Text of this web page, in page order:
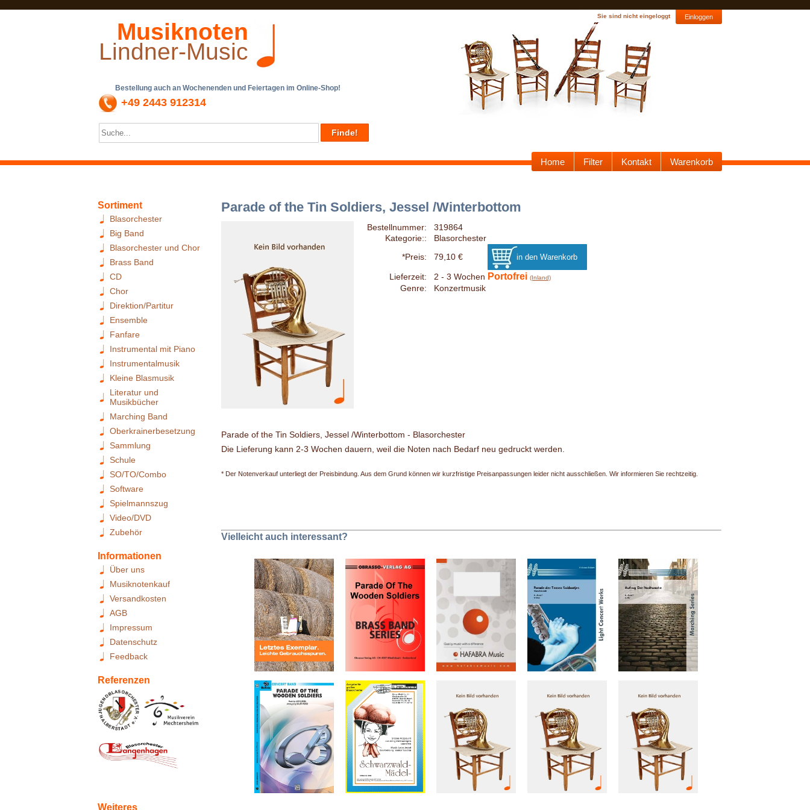
Sie sind nicht eingeloggt Einloggen
Musiknoten
Lindner-Music
Bestellung auch an Wochenenden und Feiertagen im Online-Shop!
+49 2443 912314
Home Filter Kontakt Warenkorb
Sortiment
Blasorchester
Big Band
Blasorchester und Chor
Brass Band
CD
Chor
Direktion/Partitur
Ensemble
Fanfare
Instrumental mit Piano
Instrumentalmusik
Kleine Blasmusik
Literatur und
Musikbücher
Marching Band
Oberkrainerbesetzung
Sammlung
Schule
SO/TO/Combo
Software
Spielmannszug
Video/DVD
Zubehör
Informationen
Über uns
Musiknotenkauf
Versandkosten
AGB
Impressum
Datenschutz
Feedback
Referenzen
Weiteres
Parade of the Tin Soldiers, Jessel /Winterbottom
Bestellnummer:
319864
Kategorie::
Blasorchester
*Preis:
79,10 €
Lieferzeit: 2 - 3 Wochen Portofrei (Inland)
Genre: Konzertmusik
Parade of the Tin Soldiers, Jessel /Winterbottom - Blasorchester
Die Lieferung kann 2-3 Wochen dauern, weil die Noten nach Bedarf neu gedruckt werden.
* Der Notenverkauf unterliegt der Preisbindung. Aus dem Grund können wir kurzfristige Preisanpassungen leider nicht ausschließen. Wir informieren Sie rechtzeitig.
Vielleicht auch interessant?